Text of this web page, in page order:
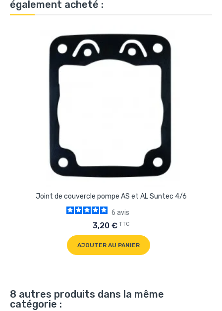
également acheté :
Joint de couvercle pompe AS et AL Suntec 4/6
6 avis
3,20 € TTC
AJOUTER AU PANIER
8 autres produits dans la même
catégorie :